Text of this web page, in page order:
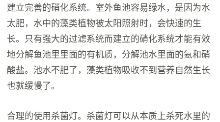
建立完善的硝化系统。室外鱼池容易绿水，是因为水
太肥，水中的藻类植物被太阳照射时，会快速的生
长。只有强大的过滤系统而建立的硝化系统才能有效
地分解鱼池里里面的有机质，分解池水里面的氨和硝
酸盐。池水不肥了，藻类植物吸收不到营养自然生长
也就缓慢了。
合理的使用杀菌灯。杀菌灯可以从本质上杀死水里的